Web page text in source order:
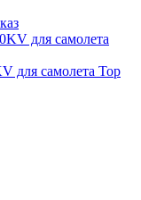
для самолета Top